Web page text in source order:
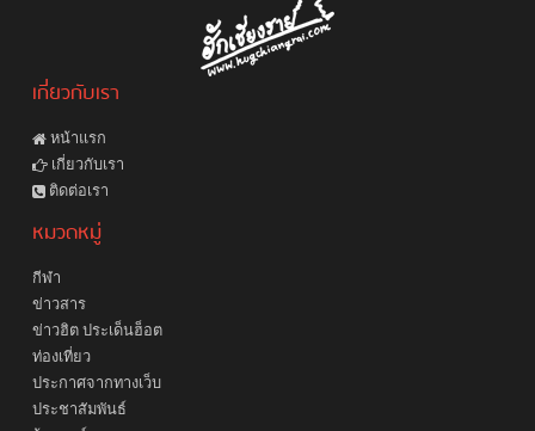
เกี่ยวกับเรา
หน้าแรก
เกี่ยวกับเรา
ติดต่อเรา
หมวดหมู่
กีฬา
ข่าวสาร
ข่าวฮิต ประเด็นฮ็อต
ท่องเที่ยว
ประกาศจากทางเว็บ
ประชาสัมพันธ์